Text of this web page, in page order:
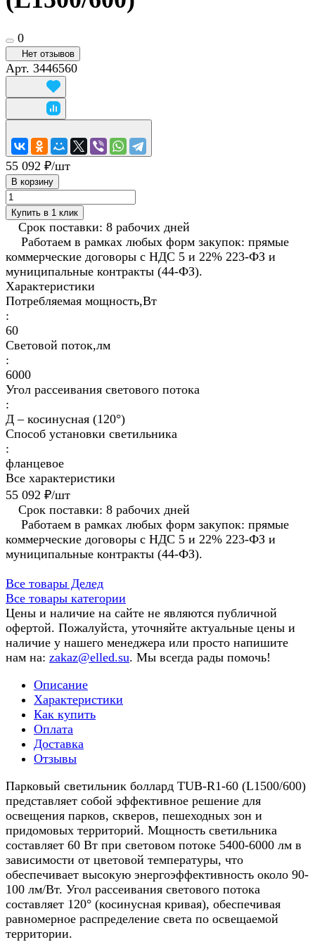
0
Нет отзывов
Арт. 3446560
55 092 ₽/шт
В корзину
Купить в 1 клик
Срок поставки: 8 рабочих дней
Работаем в рамках любых форм закупок: прямые
коммерческие договоры с НДС 5 и 22% 223-ФЗ и
муниципальные контракты (44-ФЗ).
Характеристики
Потребляемая мощность,Вт
:
60
Световой поток,лм
:
6000
Угол рассеивания светового потока
:
Д – косинусная (120°)
Способ установки светильника
:
фланцевое
Все характеристики
55 092 ₽/шт
Срок поставки: 8 рабочих дней
Работаем в рамках любых форм закупок: прямые
коммерческие договоры с НДС 5 и 22% 223-ФЗ и
муниципальные контракты (44-ФЗ).
Все товары Делед
Все товары категории
Цены и наличие на сайте не являются публичной
офертой. Пожалуйста, уточняйте актуальные цены и
наличие у нашего менеджера или просто напишите
нам на: zakaz@elled.su. Мы всегда рады помочь!
Описание
Характеристики
Как купить
Оплата
Доставка
Отзывы
Парковый светильник боллард TUB-R1-60 (L1500/600)
представляет собой эффективное решение для
освещения парков, скверов, пешеходных зон и
придомовых территорий. Мощность светильника
составляет 60 Вт при световом потоке 5400-6000 лм в
зависимости от цветовой температуры, что
обеспечивает высокую энергоэффективность около 90-
100 лм/Вт. Угол рассеивания светового потока
составляет 120° (косинусная кривая), обеспечивая
равномерное распределение света по освещаемой
территории.